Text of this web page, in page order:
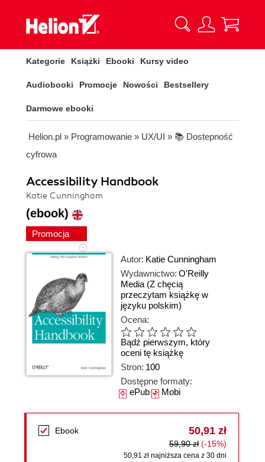
Kategorie Książki Ebooki Kursy video
Audiobooki Promocje Nowości Bestsellery
Darmowe ebooki
Helion.pl » Programowanie » UX/UI » 📚 Dostepność
cyfrowa
Accessibility Handbook
Katie Cunningham
(ebook)
Promocja
Autor: Katie Cunningham
Wydawnictwo: O'Reilly
Media (Z chęcią
przeczytam książkę w
języku polskim)
Ocena:
Bądź pierwszym, który
oceni tę książkę
Stron: 100
Dostępne formaty:
ePubMobi
Ebook 50,91 zł
59,90 zł (-15%)
50,91 zł najniższa cena z 30 dni